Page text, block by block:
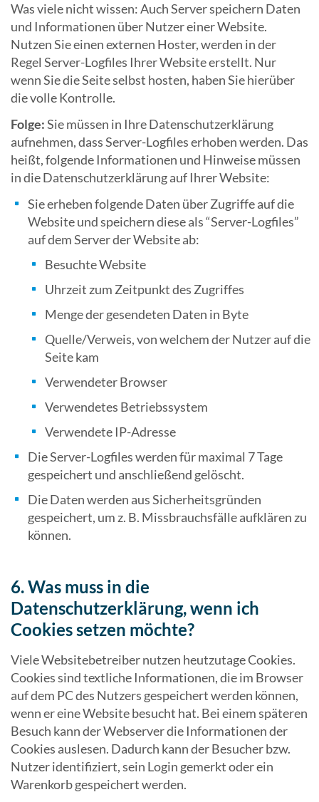
Was viele nicht wissen: Auch Server speichern Daten
und Informationen über Nutzer einer Website.
Nutzen Sie einen externen Hoster, werden in der
Regel Server-Logfiles Ihrer Website erstellt. Nur
wenn Sie die Seite selbst hosten, haben Sie hierüber
die volle Kontrolle.
Folge:Sie müssen in Ihre Datenschutzerklärung
aufnehmen, dass Server-Logfiles erhoben werden. Das
heißt, folgende Informationen und Hinweise müssen
in die Datenschutzerklärung auf Ihrer Website:
Sie erheben folgende Daten über Zugriffe auf die
Website und speichern diese als “Server-Logfiles”
auf dem Server der Website ab:
Besuchte Website
Uhrzeit zum Zeitpunkt des Zugriffes
Menge der gesendeten Daten in Byte
Quelle/Verweis, von welchem der Nutzer auf die
Seite kam
Verwendeter Browser
Verwendetes Betriebssystem
Verwendete IP-Adresse
Die Server-Logfiles werden für maximal 7 Tage
gespeichert und anschließend gelöscht.
Die Daten werden aus Sicherheitsgründen
gespeichert, um z. B. Missbrauchsfälle aufklären zu
können.
6. Was muss in die
Datenschutzerklärung, wenn ich
Cookies setzen möchte?
Viele Websitebetreiber nutzen heutzutage Cookies.
Cookies sind textliche Informationen, die im Browser
auf dem PC des Nutzers gespeichert werden können,
wenn er eine Website besucht hat. Bei einem späteren
Besuch kann der Webserver die Informationen der
Cookies auslesen. Dadurch kann der Besucher bzw.
Nutzer identifiziert, sein Login gemerkt oder ein
Warenkorb gespeichert werden.